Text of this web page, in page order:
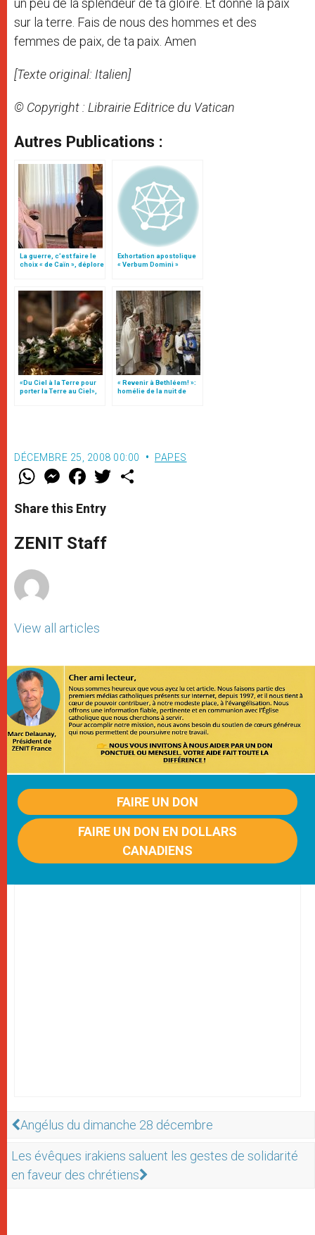
un peu de la splendeur de ta gloire. Et donne la paix
sur la terre. Fais de nous des hommes et des
femmes de paix, de ta paix. Amen
[Texte original: Italien]
© Copyright : Librairie Editrice du Vatican
Autres Publications :
La guerre, c’est faire le
choix « de Caïn », déplore
Exhortation apostolique
« Verbum Domini »
«Du Ciel à la Terre pour
porter la Terre au Ciel»,
« Revenir à Bethléem! »:
homélie de la nuit de
Noël (texte complet)
DÉCEMBRE 25, 2008 00:00 PAPES
W
t
s
p
p
M
e
s
e
g
e
F
a
e
b
o
k
w
Share this Entry
ZENIT Staff
View all articles
FAIRE UN DON
FAIRE UN DON EN DOLLARS
CANADIENS
Angélus du dimanche 28 décembre
Les évêques irakiens saluent les gestes de solidarité
en faveur des chrétiens